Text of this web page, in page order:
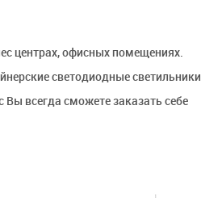
центрах, офисных помещениях.
светодиодные светильники
всегда сможете заказать себе